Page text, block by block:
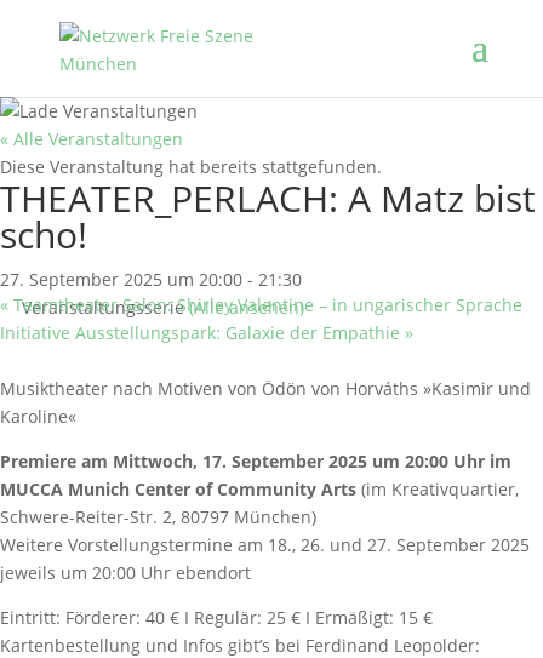
« Alle Veranstaltungen
Diese Veranstaltung hat bereits stattgefunden.
THEATER_PERLACH: A Matz bist
scho!
27. September 2025 um 20:00 - 21:30
Veranstaltungsserie(Alle ansehen)
« Teamtheater Salon: Shirley Valentine – in ungarischer Sprache
Initiative Ausstellungspark: Galaxie der Empathie »
Musiktheater nach Motiven von Ödön von Horváths »Kasimir und
Karoline«
Premiere am Mittwoch, 17. September 2025 um 20:00 Uhr im
MUCCA Munich Center of Community Arts (im Kreativquartier,
Schwere-Reiter-Str. 2, 80797 München)
Weitere Vorstellungstermine am 18., 26. und 27. September 2025
jeweils um 20:00 Uhr ebendort
Eintritt: Förderer: 40 € I Regulär: 25 € I Ermäßigt: 15 €
Kartenbestellung und Infos gibt’s bei Ferdinand Leopolder: